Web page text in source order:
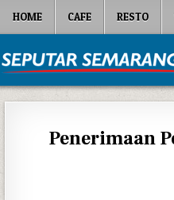
HOME CAFE RESTO
Seputar Semarang
Penerimaan